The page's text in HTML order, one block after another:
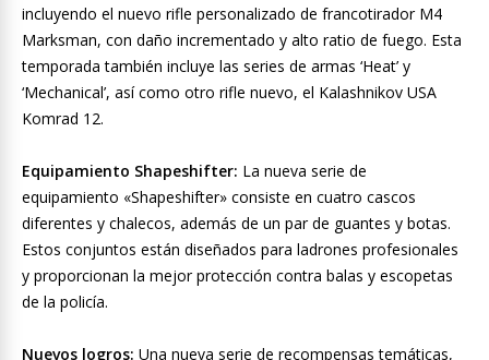
incluyendo el nuevo rifle personalizado de francotirador M4
Marksman, con daño incrementado y alto ratio de fuego. Esta
temporada también incluye las series de armas ‘Heat’ y
‘Mechanical’, así como otro rifle nuevo, el Kalashnikov USA
Komrad 12.
Equipamiento Shapeshifter: La nueva serie de
equipamiento «Shapeshifter» consiste en cuatro cascos
diferentes y chalecos, además de un par de guantes y botas.
Estos conjuntos están diseñados para ladrones profesionales
y proporcionan la mejor protección contra balas y escopetas
de la policía.
Nuevos logros: Una nueva serie de recompensas temáticas,